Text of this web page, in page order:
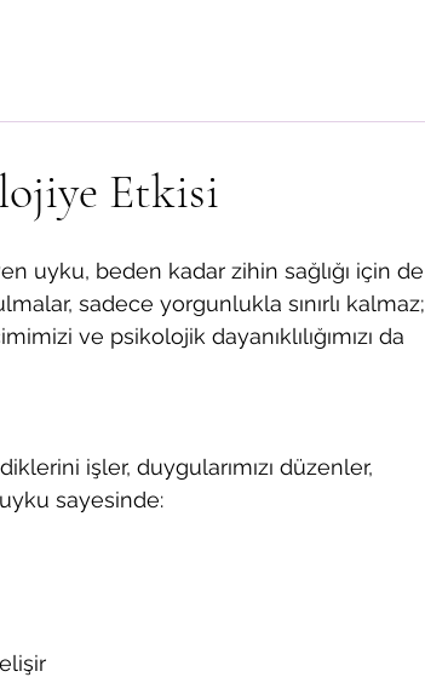
Etkisi
uyku, beden kadar zihin sağlığı için de
sadece yorgunlukla sınırlı kalmaz;
ve psikolojik dayanıklılığımızı da
işler, duygularımızı düzenler,
sayesinde: